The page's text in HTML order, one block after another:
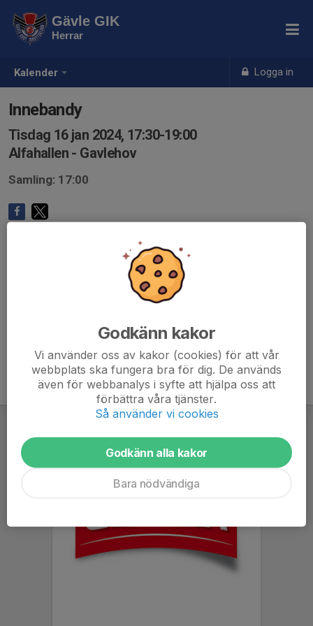
Kalender Logga in
Gävle GIK
Herrar
Innebandy
Tisdag 16 jan 2024, 17:30-19:00
Alfahallen - Gavlehov
Samling: 17:00
Godkänn kakor
Vi använder oss av kakor (cookies) för att vår
webbplats ska fungera bra för dig. De används
även för webbanalys i syfte att hjälpa oss att
förbättra våra tjänster.
Så använder vi cookies
Godkänn alla kakor
Bara nödvändiga